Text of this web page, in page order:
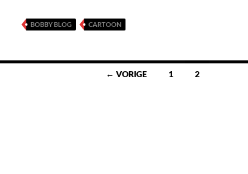
BOBBY BLOG CARTOON
← VORIGE 1 2